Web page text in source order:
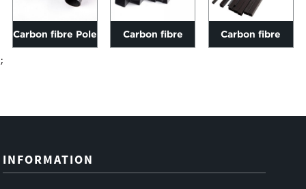
Carbon fibre Pole Carbon fibre Carbon fibre
;
INFORMATION